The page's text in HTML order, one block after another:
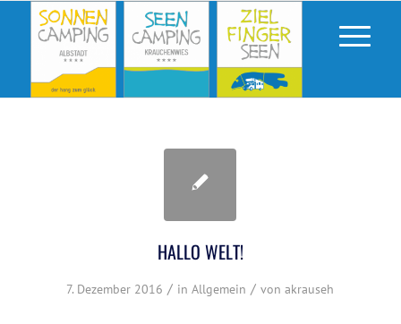
HALLO WELT!
7. Dezember 2016 / inAllgemein / vonakrauseh